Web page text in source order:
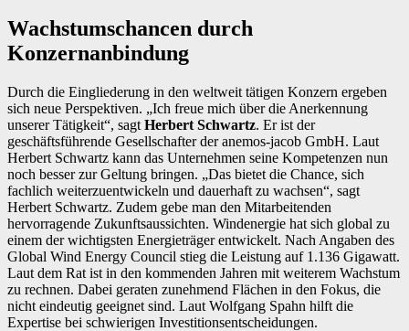
Wachstumschancen durch
Konzernanbindung
Durch die Eingliederung in den weltweit tätigen Konzern ergeben
sich neue Perspektiven. „Ich freue mich über die Anerkennung
unserer Tätigkeit“, sagt Herbert Schwartz. Er ist der
geschäftsführende Gesellschafter der anemos-jacob GmbH. Laut
Herbert Schwartz kann das Unternehmen seine Kompetenzen nun
noch besser zur Geltung bringen. „Das bietet die Chance, sich
fachlich weiterzuentwickeln und dauerhaft zu wachsen“, sagt
Herbert Schwartz. Zudem gebe man den Mitarbeitenden
hervorragende Zukunftsaussichten. Windenergie hat sich global zu
einem der wichtigsten Energieträger entwickelt. Nach Angaben des
Global Wind Energy Council stieg die Leistung auf 1.136 Gigawatt.
Laut dem Rat ist in den kommenden Jahren mit weiterem Wachstum
zu rechnen. Dabei geraten zunehmend Flächen in den Fokus, die
nicht eindeutig geeignet sind. Laut Wolfgang Spahn hilft die
Expertise bei schwierigen Investitionsentscheidungen.